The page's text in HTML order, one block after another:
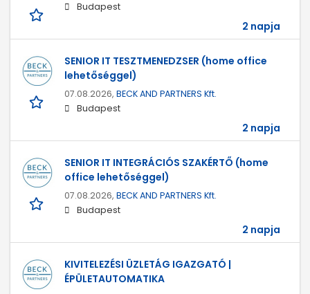
Budapest
2 napja
SENIOR IT TESZTMENEDZSER (home office
lehetőséggel)
07.08.2026, BECK AND PARTNERS Kft.
Budapest
2 napja
SENIOR IT INTEGRÁCIÓS SZAKÉRTŐ (home
office lehetőséggel)
07.08.2026, BECK AND PARTNERS Kft.
Budapest
2 napja
KIVITELEZÉSI ÜZLETÁG IGAZGATÓ |
ÉPÜLETAUTOMATIKA